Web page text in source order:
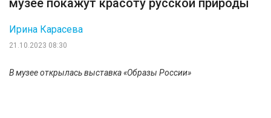
музее покажут красоту русской природы
21.10.2023 08:30
Ирина Карасева
В музее открылась выставка «Образы России»